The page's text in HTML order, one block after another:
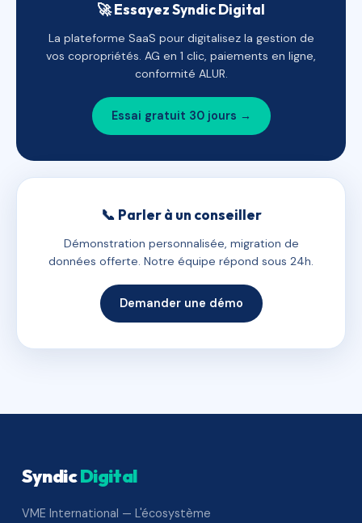
🚀 Essayez Syndic Digital
La plateforme SaaS pour digitalisez la gestion de
vos copropriétés. AG en 1 clic, paiements en ligne,
conformité ALUR.
Essai gratuit 30 jours →
📞 Parler à un conseiller
Démonstration personnalisée, migration de
données offerte. Notre équipe répond sous 24h.
Demander une démo
SyndicDigital
VME International — L'écosystème